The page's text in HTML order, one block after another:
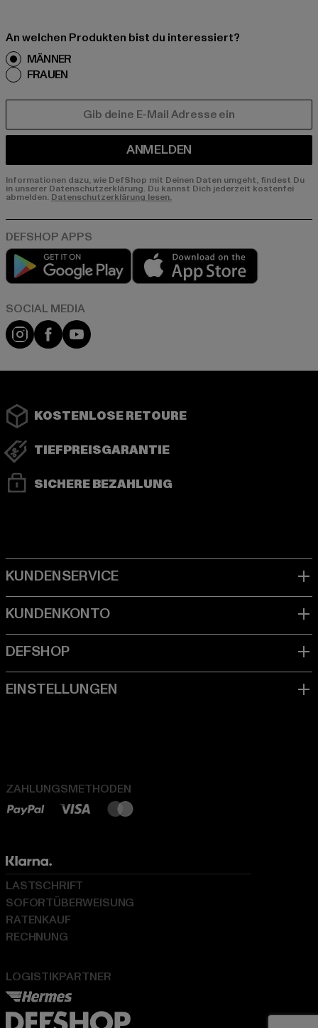
An welchen Produkten bist du interessiert?
MÄNNER
FRAUEN
ANMELDEN
Informationen dazu, wie DefShop mit Deinen Daten umgeht, findest Du
in unserer Datenschutzerklärung. Du kannst Dich jederzeit kostenfei
abmelden. Datenschutzerklärung lesen.
Play market
Instagram
FacebookYouTube
KOSTENLOSE RETOURE
TIEFPREISGARANTIE
SICHERE BEZAHLUNG
ZAHLUNGSMETHODEN
LOGISTIKPARTNER
LASTSCHRIFT
SOFORTÜBERWEISUNG
RATENKAUF
RECHNUNG